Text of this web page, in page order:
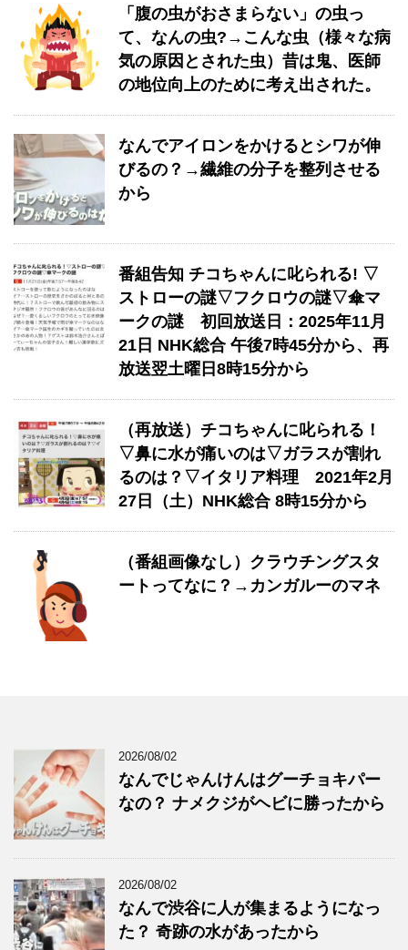
「腹の虫がおさまらない」の虫っ
て、なんの虫?→こんな虫（様々な病
気の原因とされた虫）昔は鬼、医師
の地位向上のために考え出された。
なんでアイロンをかけるとシワが伸
びるの？→繊維の分子を整列させる
から
番組告知 チコちゃんに叱られる! ▽
ストローの謎▽フクロウの謎▽傘マ
ークの謎 初回放送日：2025年11月
21日 NHK総合 午後7時45分から、再
放送翌土曜日8時15分から
（再放送）チコちゃんに叱られる！
▽鼻に水が痛いのは▽ガラスが割れ
るのは？▽イタリア料理 2021年2月
27日（土）NHK総合 8時15分から
（番組画像なし）クラウチングスタ
ートってなに？→カンガルーのマネ
2026/08/02
なんでじゃんけんはグーチョキパー
なの？ ナメクジがヘビに勝ったから
2026/08/02
なんで渋谷に人が集まるようになっ
た？ 奇跡の水があったから